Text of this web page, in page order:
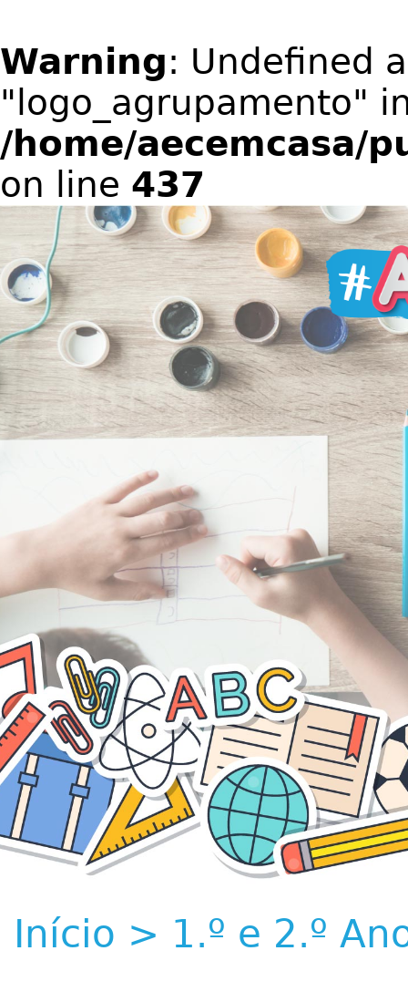
Warning: Undefined
"logo_agrupamento"
/home/aecemcasa/
on line 437
Início > 1.º e 2.º